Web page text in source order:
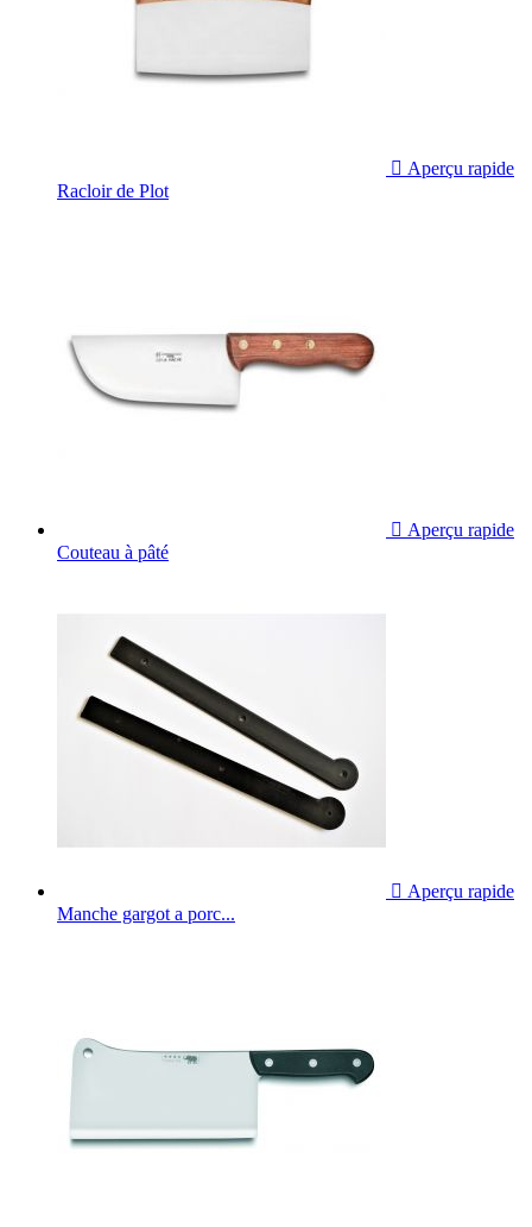
 Aperçu rapide
Racloir de Plot
 Aperçu rapide
Couteau à pâté
 Aperçu rapide
Manche gargot a porc...